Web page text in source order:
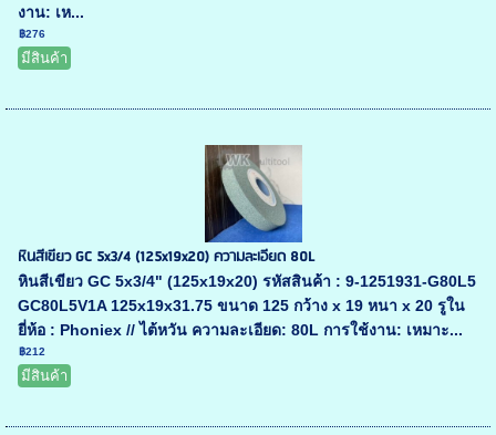
งาน: เห...
฿276
มีสินค้า
หินสีเขียว GC 5x3/4 (125x19x20) ความละเอียด 80L
หินสีเขียว GC 5x3/4" (125x19x20) รหัสสินค้า : 9-1251931-G80L5
GC80L5V1A 125x19x31.75 ขนาด 125 กว้าง x 19 หนา x 20 รูใน
ยี่ห้อ : Phoniex // ไต้หวัน ความละเอียด: 80L การใช้งาน: เหมาะ...
฿212
มีสินค้า